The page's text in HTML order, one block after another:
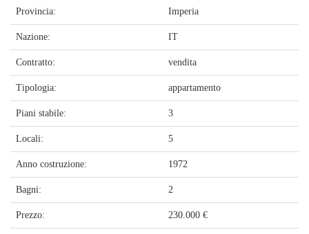
Provincia: Imperia
Nazione: IT
Contratto: vendita
Tipologia: appartamento
Piani stabile: 3
Locali: 5
Anno costruzione: 1972
Bagni: 2
Prezzo: 230.000 €